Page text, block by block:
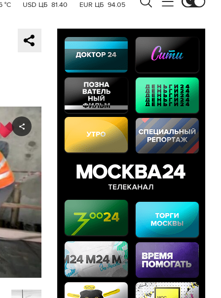
°C USD ЦБ 81.40 EUR ЦБ 94.05
Share